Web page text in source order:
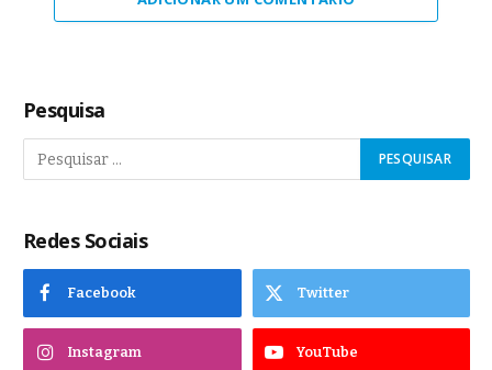
Pesquisa
Redes Sociais
Facebook Twitter
Instagram YouTube